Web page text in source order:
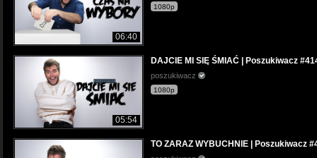
06:40
1080p
05:54
DAJCIE MI SIĘ ŚMIAĆ | Poszukiwacz
poszukiwacz
1080p
TO ZARAZ WYBUCHNIE | Poszukiwacz